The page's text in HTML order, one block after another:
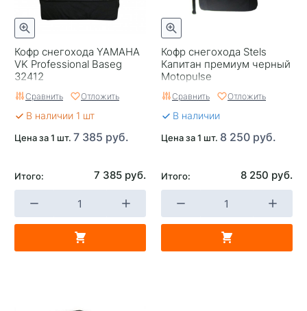
Кофр снегохода YAMAHA
VK Professional Baseg
32412
Сравнить Отложить
В наличии 1 шт
Цена за 1 шт. 7 385 руб.
Итого: 7 385 руб.
Кофр снегохода Stels
Капитан премиум черный
Motopulse
Сравнить Отложить
В наличии
Цена за 1 шт. 8 250 руб.
Итого: 8 250 руб.